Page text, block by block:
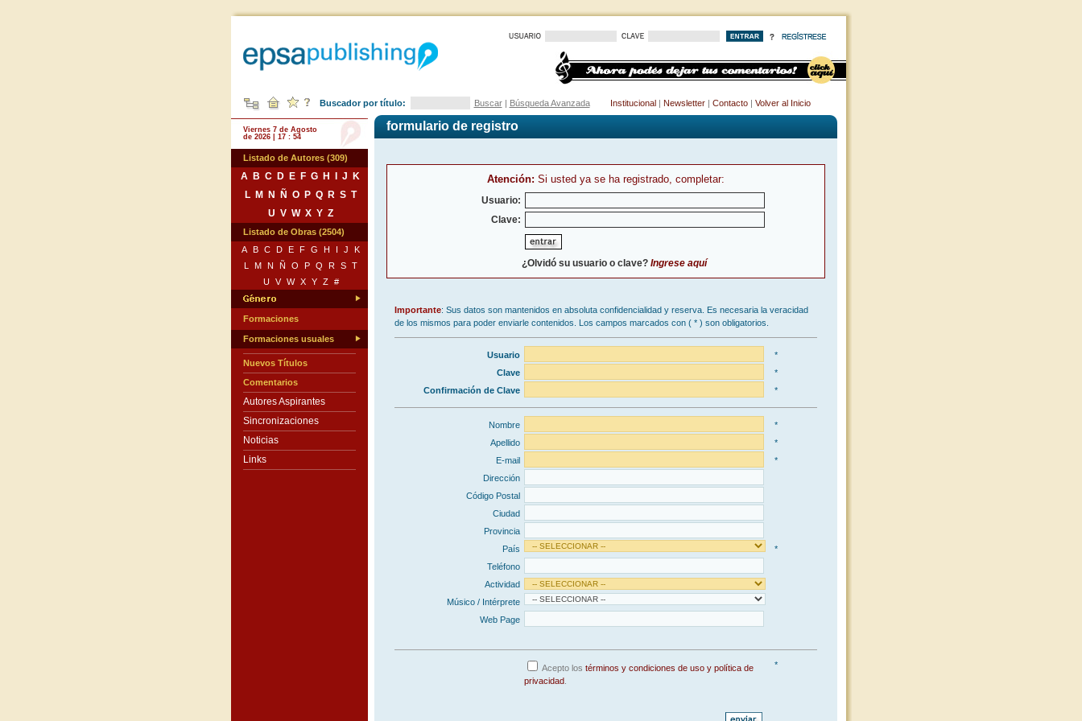
Buscador por título: Buscar| Búsqueda Avanzada Institucional| Newsletter| Contacto| Volver al Inicio
Viernes 7 de Agosto
de 2026 | 17 : 54
Listado de Autores (309)
A B C D E F G H J
K
L
M N Ñ O P Q R S T
U V W X Y Z
Listado de Obras (2504)
A
B C D E F G H I J
K
L
M N Ñ O P Q R S T
U
V W X Y Z #
Formaciones
Formaciones usuales
Nuevos Títulos
Comentarios
Autores Aspirantes
Sincronizaciones
Noticias
Links
formulario de registro
Atención: Si usted ya se ha registrado, completar:
Usuario:
Clave:
¿Olvidó su usuario o clave? Ingrese aquí
Importante: Sus datos son mantenidos en absoluta confidencialidad y reserva. Es necesaria la veracidad
de los mismos para poder enviarle contenidos. Los campos marcados con (*) son obligatorios.
Usuario
*
Clave
*
Confirmación de Clave
*
Nombre
*
Apellido
*
E-mail
*
Dirección
Código Postal
Ciudad
Provincia
País
*
Teléfono
Actividad
Músico / Intérprete
Web Page
Acepto los términos y condiciones de uso y política de
privacidad.
*